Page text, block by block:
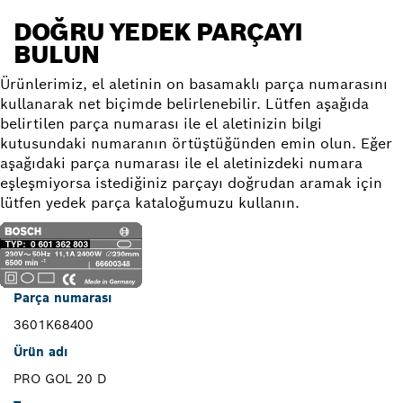
DOĞRU YEDEK PARÇAYI
BULUN
Ürünlerimiz, el aletinin on basamaklı parça numarasını
kullanarak net biçimde belirlenebilir. Lütfen aşağıda
belirtilen parça numarası ile el aletinizin bilgi
kutusundaki numaranın örtüştüğünden emin olun. Eğer
aşağıdaki parça numarası ile el aletinizdeki numara
eşleşmiyorsa istediğiniz parçayı doğrudan aramak için
lütfen yedek parça kataloğumuzu kullanın.
Parça numarası
3601K68400
Ürün adı
PRO GOL 20 D